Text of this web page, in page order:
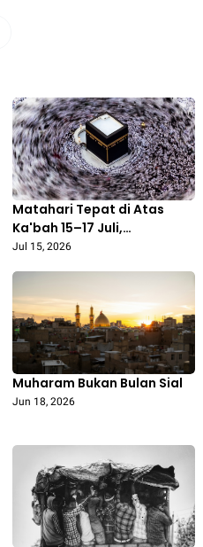
Matahari Tepat di Atas
Ka'bah 15–17 Juli,
Momentum Tepat
Jul 15, 2026
Muharam Bukan Bulan Sial
Jun 18, 2026